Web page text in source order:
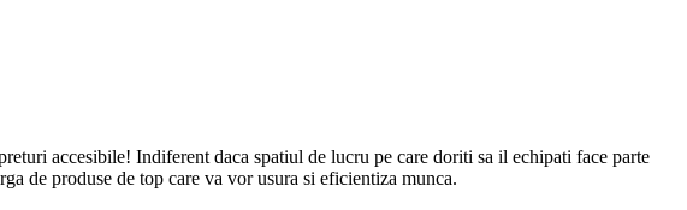
accesibile! Indiferent daca spatiul de lucru pe care doriti sa il echipati face parte
de produse de top care va vor usura si eficientiza munca.